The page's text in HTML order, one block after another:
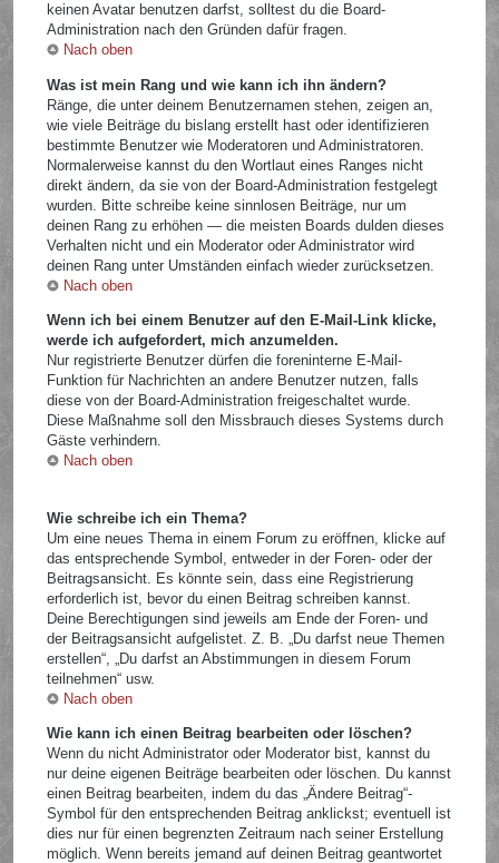
keinen Avatar benutzen darfst, solltest du die Board-
Administration nach den Gründen dafür fragen.
Nach oben
Was ist mein Rang und wie kann ich ihn ändern?
Ränge, die unter deinem Benutzernamen stehen, zeigen an,
wie viele Beiträge du bislang erstellt hast oder identifizieren
bestimmte Benutzer wie Moderatoren und Administratoren.
Normalerweise kannst du den Wortlaut eines Ranges nicht
direkt ändern, da sie von der Board-Administration festgelegt
wurden. Bitte schreibe keine sinnlosen Beiträge, nur um
deinen Rang zu erhöhen — die meisten Boards dulden dieses
Verhalten nicht und ein Moderator oder Administrator wird
deinen Rang unter Umständen einfach wieder zurücksetzen.
Nach oben
Wenn ich bei einem Benutzer auf den E-Mail-Link klicke,
werde ich aufgefordert, mich anzumelden.
Nur registrierte Benutzer dürfen die foreninterne E-Mail-
Funktion für Nachrichten an andere Benutzer nutzen, falls
diese von der Board-Administration freigeschaltet wurde.
Diese Maßnahme soll den Missbrauch dieses Systems durch
Gäste verhindern.
Nach oben
Wie schreibe ich ein Thema?
Um eine neues Thema in einem Forum zu eröffnen, klicke auf
das entsprechende Symbol, entweder in der Foren- oder der
Beitragsansicht. Es könnte sein, dass eine Registrierung
erforderlich ist, bevor du einen Beitrag schreiben kannst.
Deine Berechtigungen sind jeweils am Ende der Foren- und
der Beitragsansicht aufgelistet. Z. B. „Du darfst neue Themen
erstellen“, „Du darfst an Abstimmungen in diesem Forum
teilnehmen“ usw.
Nach oben
Wie kann ich einen Beitrag bearbeiten oder löschen?
Wenn du nicht Administrator oder Moderator bist, kannst du
nur deine eigenen Beiträge bearbeiten oder löschen. Du kannst
einen Beitrag bearbeiten, indem du das „Ändere Beitrag“-
Symbol für den entsprechenden Beitrag anklickst; eventuell ist
dies nur für einen begrenzten Zeitraum nach seiner Erstellung
möglich. Wenn bereits jemand auf deinen Beitrag geantwortet